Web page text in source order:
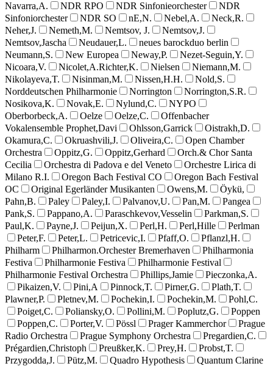
Navarra,A.
NDR RPO NDR Sinfonieorchester
NDR
Sinfoniorchester
NDR SO nE,N. Nebel,A.
Neck,R.
Neher,J.
Nemeth,M. Nemtsov, J.
Nemtsov,J.
Nemtsov,Jascha
Neudauer,L.
neues barockduo berlin
Neumann,S.
New Europea Neway,P.
Nezet-Seguin,Y.
Nicoara,V.
Nicolet,A.Richter,K. Nielsen
Niemann,M.
Nikolayeva,T.
Nisinman,M. Nissen,H.H.
Nold,S.
Norddeutschen Philharmonie
Norrington
Norrington,S.R.
Nosikova,K.
Novak,E. Nylund,C.
NYPO
Oberborbeck,A.
Oelze Oelze,C.
Offenbacher
Vokalensemble Prophet,Davi
Ohlsson,Garrick
Oistrakh,D.
Okamura,C.
Okruashvili,J. Oliveira,C.
Open Chamber
Orchestra
Oppitz,G. Oppitz,Gerhard
Orch.& Chor Santa
Cecilia
Orchestra di Padova e del Veneto
Orchestre Lirica di
Milano R.I.
Oregon Bach Festival CO
Oregon Bach Festival
OC
Original Egerländer Musikanten Owens,M.
Öykü,
Pahn,B.
Paley Paley,I. Palvanov,U. Pan,M.
Pangea
Pank,S.
Pappano,A. Paraschkevov,Vesselin
Parkman,S.
Paul,K.
Payne,J. Peijun,X. Perl,H. Perl,Hille
Perlman
Peter,F.
Peter,L. Petricevic,I. Pfaff,O.
Pflanzl,H.
Philharm
Philharmon.Orchester Bremerhaven
Philharmonia
Festiva
Philharmonie Festiva
Philharmonie Festival
Philharmonie Festival Orchestra
Phillips,Jamie
Pieczonka,A.
Pikaizen,V.
Pini,A Pinnock,T. Pirner,G.
Plath,T.
Plawner,P.
Pletnev,M. Pochekin,I. Pochekin,M.
Pohl,C.
Poiget,C.
Poliansky,O. Pollini,M. Poplutz,G.
Poppen
Poppen,C.
Porter,V. Pössl Prager Kammerchor
Prague
Radio Orchestra
Prague Symphony Orchestra
Pregardien,C.
Prégardien,Christoph
Preußker,K. Prey,H.
Probst,T.
Przygodda,J.
Pütz,M. Quadro Hypothesis
Quantum Clarine